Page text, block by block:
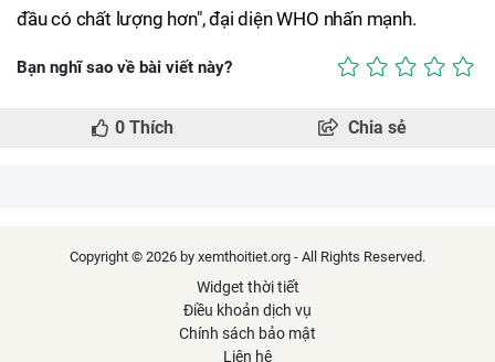
đầu có chất lượng hơn", đại diện WHO nhấn mạnh.
Bạn nghĩ sao về bài viết này?
0 Thích Chia sẻ
Copyright © 2026 by xemthoitiet.org - All Rights Reserved.
Widget thời tiết
Điều khoản dịch vụ
Chính sách bảo mật
Liên hệ